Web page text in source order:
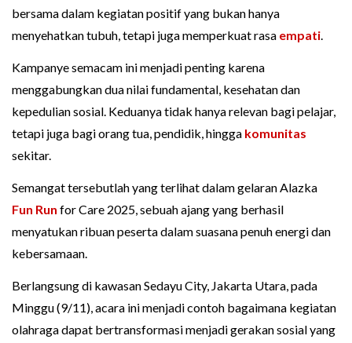
bersama dalam kegiatan positif yang bukan hanya
menyehatkan tubuh, tetapi juga memperkuat rasa empati.
Kampanye semacam ini menjadi penting karena
menggabungkan dua nilai fundamental, kesehatan dan
kepedulian sosial. Keduanya tidak hanya relevan bagi pelajar,
tetapi juga bagi orang tua, pendidik, hingga komunitas
sekitar.
Semangat tersebutlah yang terlihat dalam gelaran Alazka
Fun Run for Care 2025, sebuah ajang yang berhasil
menyatukan ribuan peserta dalam suasana penuh energi dan
kebersamaan.
Berlangsung di kawasan Sedayu City, Jakarta Utara, pada
Minggu (9/11), acara ini menjadi contoh bagaimana kegiatan
olahraga dapat bertransformasi menjadi gerakan sosial yang